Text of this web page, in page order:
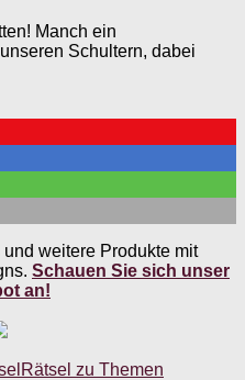
Manch ein
Schultern, dabei
weitere Produkte mit
Schauen Sie sich unser
an!
Rätsel zu Themen